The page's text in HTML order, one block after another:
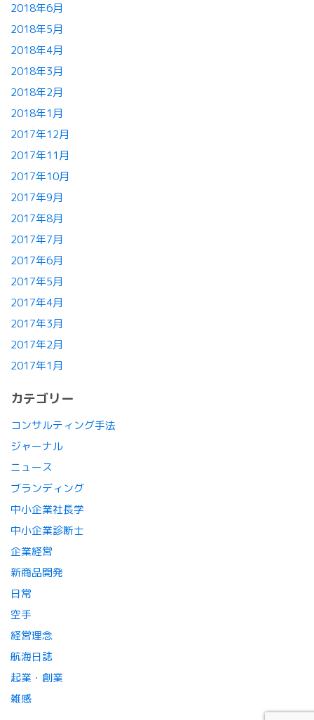
2018年6月
2018年5月
2018年4月
2018年3月
2018年2月
2018年1月
2017年12月
2017年11月
2017年10月
2017年9月
2017年8月
2017年7月
2017年6月
2017年5月
2017年4月
2017年3月
2017年2月
2017年1月
カテゴリー
コンサルティング手法
ジャーナル
ニュース
ブランディング
中小企業社長学
中小企業診断士
企業経営
新商品開発
日常
空手
経営理念
航海日誌
起業・創業
雑感